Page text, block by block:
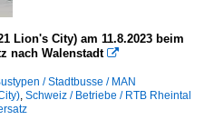
Lion's City) am 11.8.2023 beim
nach Walenstadt 
/ Stadtbusse / MAN
, Schweiz / Betriebe / RTB Rheintal